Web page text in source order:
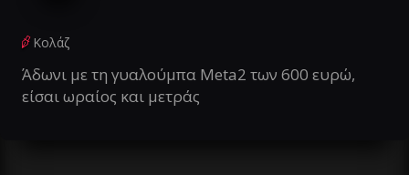
Κολάζ
Άδωνι με τη γυαλούμπα Meta2 των 600 ευρώ,
είσαι ωραίος και μετράς